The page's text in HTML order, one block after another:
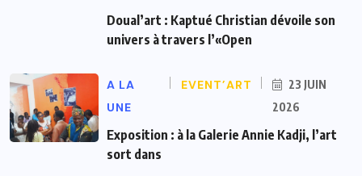
Doual’art : Kaptué Christian dévoile son
univers à travers l’«Open
A LA
UNE
EVENT’ART
23 JUIN
2026
Exposition : à la Galerie Annie Kadji, l’art
sort dans